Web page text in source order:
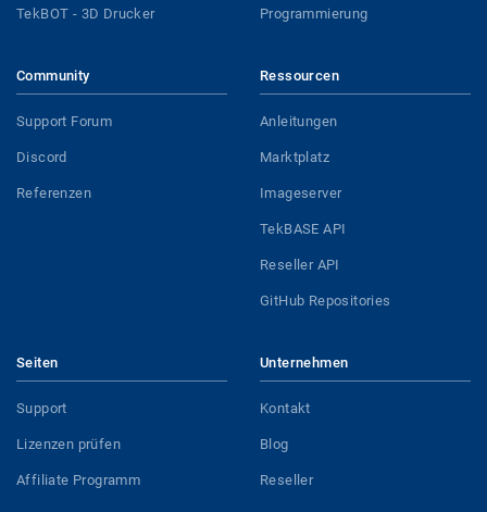
TekBOT - 3D Drucker Programmierung
Community
Support Forum
Discord
Referenzen
Ressourcen
Anleitungen
Marktplatz
Imageserver
TekBASE API
Reseller API
GitHub Repositories
Seiten
Support
Lizenzen prüfen
Affiliate Programm
Unternehmen
Kontakt
Blog
Reseller